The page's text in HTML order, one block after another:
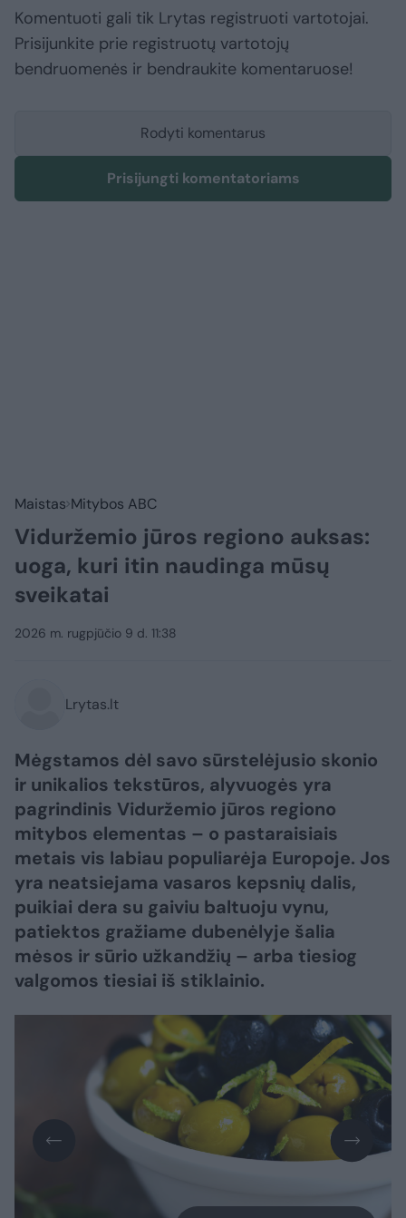
Komentuoti gali tik Lrytas registruoti vartotojai.
Prisijunkite prie registruotų vartotojų
bendruomenės ir bendraukite komentaruose!
Rodyti komentarus
Prisijungti komentatoriams
Maistas Mitybos ABC
Viduržemio jūros regiono auksas:
uoga, kuri itin naudinga mūsų
sveikatai
2026 m. rugpjūčio 9 d. 11:38
Lrytas.lt
Mėgstamos dėl savo sūrstelėjusio skonio
ir unikalios tekstūros, alyvuogės yra
pagrindinis Viduržemio jūros regiono
mitybos elementas – o pastaraisiais
metais vis labiau populiarėja Europoje. Jos
yra neatsiejama vasaros kepsnių dalis,
puikiai dera su gaiviu baltuoju vynu,
patiektos gražiame dubenėlyje šalia
mėsos ir sūrio užkandžių – arba tiesiog
valgomos tiesiai iš stiklainio.